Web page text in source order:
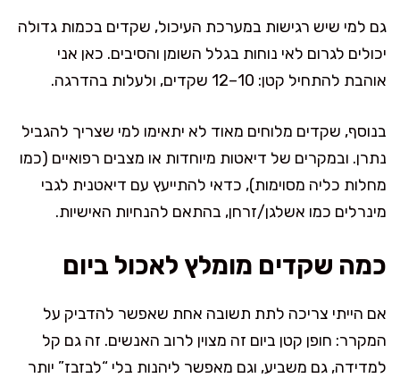
גם למי שיש רגישות במערכת העיכול, שקדים בכמות גדולה
יכולים לגרום לאי נוחות בגלל השומן והסיבים. כאן אני
אוהבת להתחיל קטן: 10–12 שקדים, ולעלות בהדרגה.
בנוסף, שקדים מלוחים מאוד לא יתאימו למי שצריך להגביל
נתרן. ובמקרים של דיאטות מיוחדות או מצבים רפואיים (כמו
מחלות כליה מסוימות), כדאי להתייעץ עם דיאטנית לגבי
מינרלים כמו אשלגן/זרחן, בהתאם להנחיות האישיות.
כמה שקדים מומלץ לאכול ביום
אם הייתי צריכה לתת תשובה אחת שאפשר להדביק על
המקרר: חופן קטן ביום זה מצוין לרוב האנשים. זה גם קל
למדידה, גם משביע, וגם מאפשר ליהנות בלי “לבזבז” יותר